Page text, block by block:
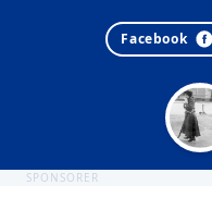
Facebook
SPONSORER